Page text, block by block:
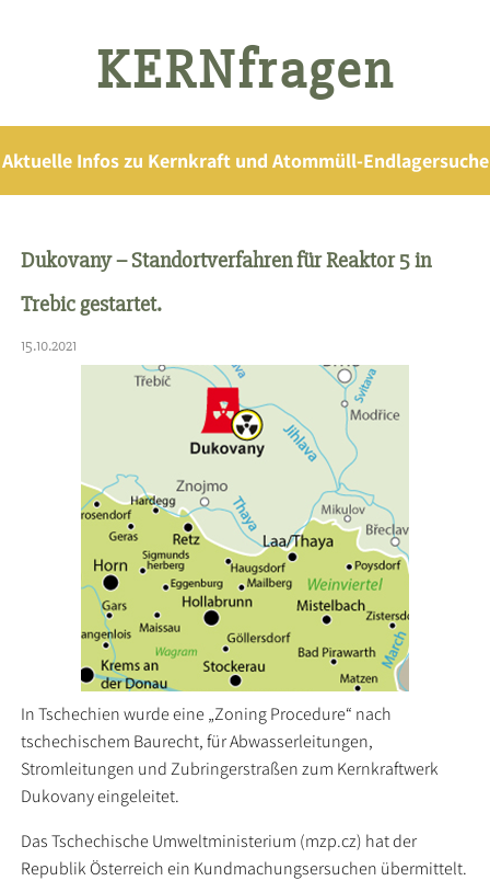
KERNfragen
Aktuelle Infos zu Kernkraft und Atommüll-Endlagersuche
Dukovany – Standortverfahren für Reaktor 5 in
Trebic gestartet.
15.10.2021
In Tschechien wurde eine „Zoning Procedure“ nach
tschechischem Baurecht, für Abwasserleitungen,
Stromleitungen und Zubringerstraßen zum Kernkraftwerk
Dukovany eingeleitet.
Das Tschechische Umweltministerium (mzp.cz) hat der
Republik Österreich ein Kundmachungsersuchen übermittelt.